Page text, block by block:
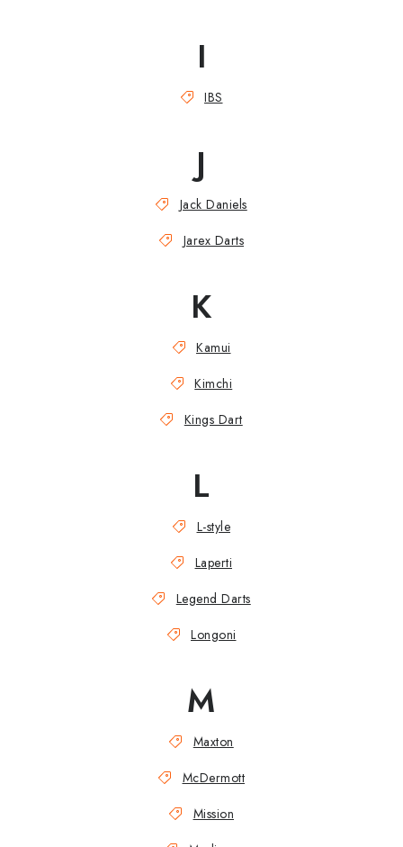
I
IBS
J
Jack Daniels
Jarex Darts
K
Kamui
Kimchi
Kings Dart
L
L-style
Laperti
Legend Darts
Longoni
M
Maxton
McDermott
Mission